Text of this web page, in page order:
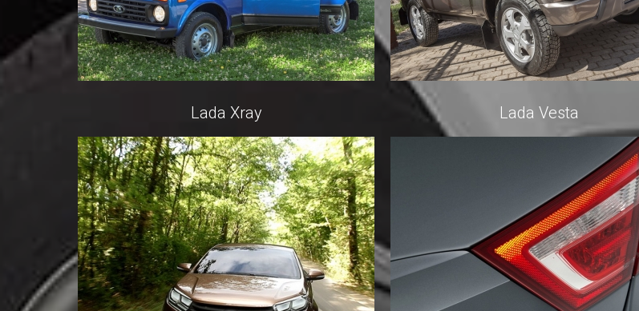
Lada Xray Lada Vesta